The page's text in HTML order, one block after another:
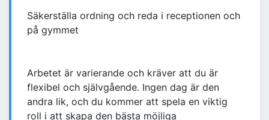
Säkerställa ordning och reda i receptionen och
på gymmet
Arbetet är varierande och kräver att du är
flexibel och självgående. Ingen dag är den
andra lik, och du kommer att spela en viktig
roll i att skapa den bästa möjliga